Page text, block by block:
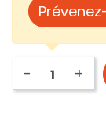
- +